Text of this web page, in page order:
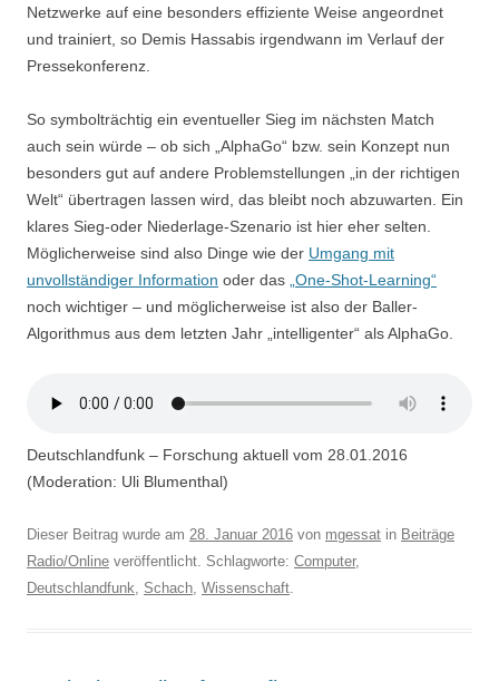
Netzwerke auf eine besonders effiziente Weise angeordnet
und trainiert, so Demis Hassabis irgendwann im Verlauf der
Pressekonferenz.
So symbolträchtig ein eventueller Sieg im nächsten Match
auch sein würde – ob sich „AlphaGo“ bzw. sein Konzept nun
besonders gut auf andere Problemstellungen „in der richtigen
Welt“ übertragen lassen wird, das bleibt noch abzuwarten. Ein
klares Sieg-oder Niederlage-Szenario ist hier eher selten.
Möglicherweise sind also Dinge wie der Umgang mit
unvollständiger Information oder das „One-Shot-Learning“
noch wichtiger – und möglicherweise ist also der Baller-
Algorithmus aus dem letzten Jahr „intelligenter“ als AlphaGo.
Deutschlandfunk – Forschung aktuell vom 28.01.2016
(Moderation: Uli Blumenthal)
Dieser Beitrag wurde am 28. Januar 2016 von mgessat in Beiträge
Radio/Online veröffentlicht. Schlagworte: Computer,
Deutschlandfunk
Schach Wissenschaft